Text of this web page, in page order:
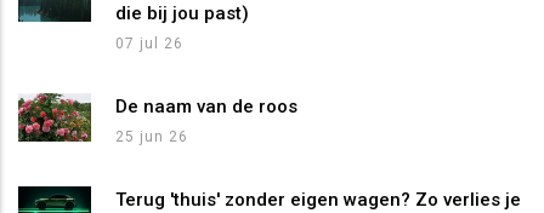
die bij jou past)
07 jul 26
De naam van de roos
25 jun 26
Terug 'thuis' zonder eigen wagen? Zo verlies je